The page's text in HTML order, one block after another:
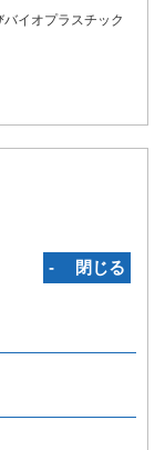
イオプラスチック
‐ 閉じる